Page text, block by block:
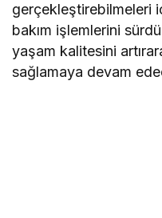
gerçekleştirebilmeleri
bakım işlemlerini
yaşam kalitesini
sağlamaya devam